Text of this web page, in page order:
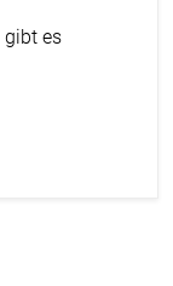
gibt es